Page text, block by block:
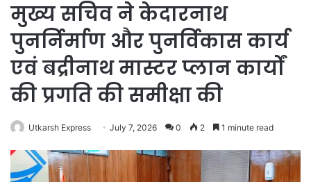
मुख्य सचिव ने केदारनाथ
पुनर्निर्माण और पुनर्विकास कार्य
एवं बद्रीनाथ मास्टर प्लान कार्यों
की प्रगति की समीक्षा की
Utkarsh Express July 7, 2026 0 2 1 minute read